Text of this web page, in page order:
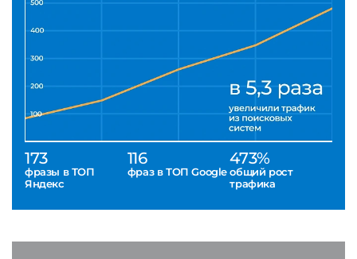
173
фразы в ТОП
Яндекс
116
фраз в ТОП Google
473%
общий рост
трафика